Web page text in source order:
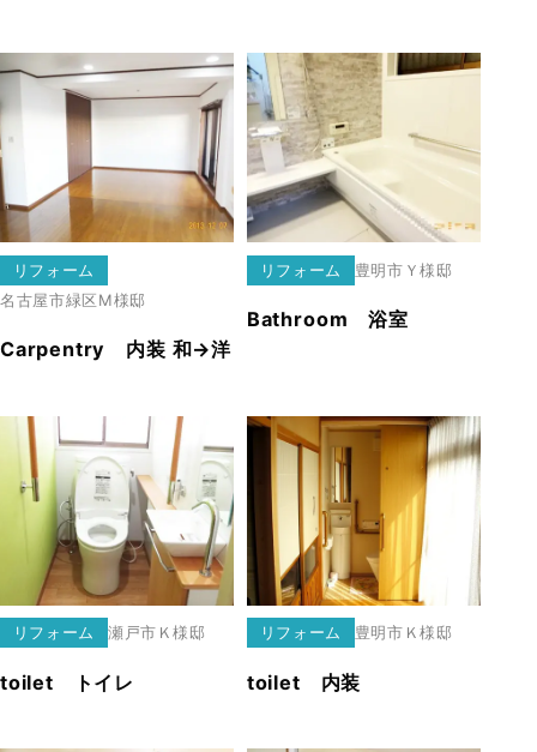
リフォーム
名古屋市緑区Ⅿ様邸
Carpentry 内装 和→洋
リフォーム 豊明市 Ｙ様邸
Bathroom 浴室
リフォーム 瀬戸市 Ｋ様邸
toilet トイレ
リフォーム 豊明市 Ｋ様邸
toilet 内装